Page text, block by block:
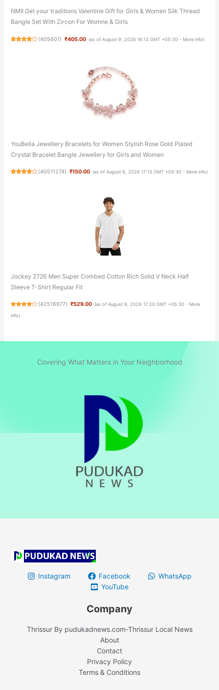
NMII Get your traditions Valentine Gift for Girls & Women Silk Thread
Bangle Set With Zircon For Womne & Girls
(405601) ₹405.00 (as of August 9, 2026 16:13 GMT +05:30 - More info)
YouBella Jewellery Bracelets for Women Stylish Rose Gold Plated
Crystal Bracelet Bangle Jewellery for Girls and Women
(40511274) ₹150.00 (as of August 9, 2026 17:13 GMT +05:30 - More info)
Jockey 2726 Men Super Combed Cotton Rich Solid V Neck Half
Sleeve T-Shirt Regular Fit
(42516977) ₹529.00 (as of August 9, 2026 17:20 GMT +05:30 - More
info)
Covering What Matters in Your Neighborhood
Instagram Facebook
WhatsApp
YouTube
Company
Thrissur By pudukadnews.com-Thrissur Local News
About
Contact
Privacy Policy
Terms & Conditions